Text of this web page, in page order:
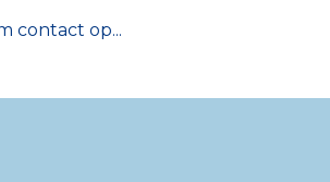
contact op...